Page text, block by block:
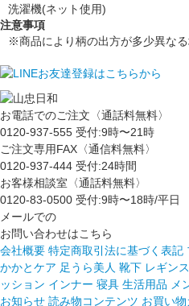
洗濯機(ネット使用)
注意事項
※商品により柄の出方が多少異なる
お電話でのご注文〈通話料無料〉
0120-937-555 受付:9時〜21時
ご注文専用FAX〈通信料無料〉
0120-937-444 受付:24時間
お客様相談室〈通話料無料〉
0120-83-0500 受付:9時〜18時/平日
メールでの
お問い合わせはこちら
会社概要 特定商取引法に基づく表記
かかとケア 足うら美人 靴下 レギン
ッション インナー 寝具 生活用品 メ
お知らせ 読み物コンテンツ お買い物